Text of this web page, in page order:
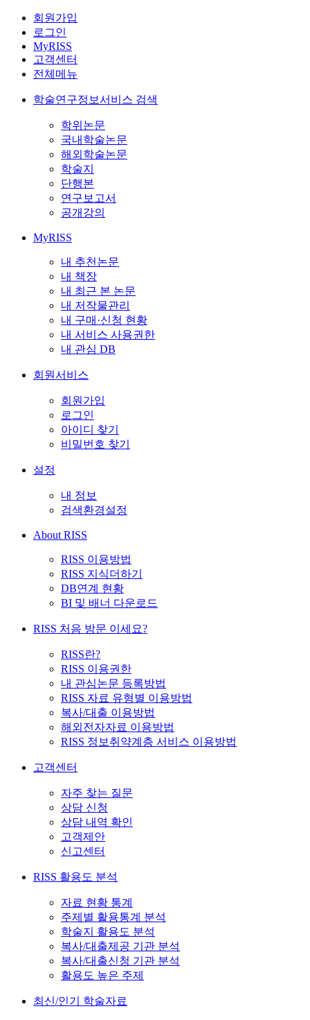
회원가입
로그인
MyRISS
고객센터
전체메뉴
학술연구정보서비스 검색
학위논문
국내학술논문
해외학술논문
학술지
단행본
연구보고서
공개강의
MyRISS
내 추천논문
내 책장
내 최근 본 논문
내 저작물관리
내 구매·신청 현황
내 서비스 사용권한
내 관심 DB
회원서비스
회원가입
로그인
아이디 찾기
비밀번호 찾기
설정
내 정보
검색환경설정
About RISS
RISS 이용방법
RISS 지식더하기
DB연계 현황
BI 및 배너 다운로드
RISS 처음 방문 이세요?
RISS란?
RISS 이용권한
내 관심논문 등록방법
RISS 자료 유형별 이용방법
복사/대출 이용방법
해외전자자료 이용방법
RISS 정보취약계층 서비스 이용방법
고객센터
자주 찾는 질문
상담 신청
상담 내역 확인
고객제안
신고센터
RISS 활용도 분석
자료 현황 통계
주제별 활용통계 분석
학술지 활용도 분석
복사/대출제공 기관 분석
복사/대출신청 기관 분석
활용도 높은 주제
최신/인기 학술자료